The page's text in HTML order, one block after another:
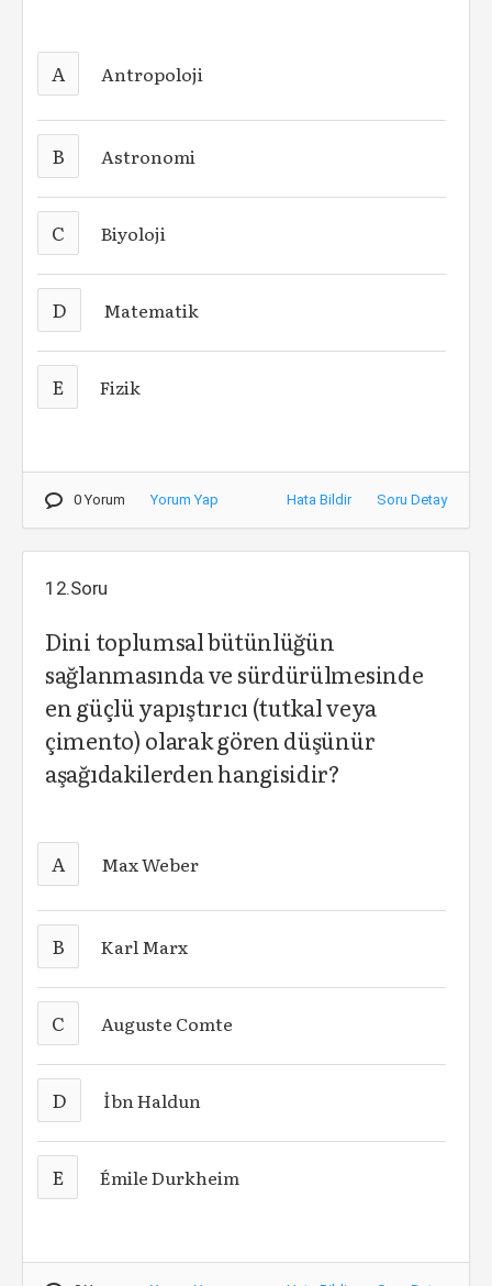
A Antropoloji
B Astronomi
C Biyoloji
D Matematik
E Fizik
0 Yorum Yorum Yap Hata Bildir Soru Detay
12.Soru
Dini toplumsal bütünlüğün
sağlanmasında ve sürdürülmesinde
en güçlü yapıştırıcı (tutkal veya
çimento) olarak gören düşünür
aşağıdakilerden hangisidir?
A Max Weber
B Karl Marx
C Auguste Comte
D İbn Haldun
E Émile Durkheim